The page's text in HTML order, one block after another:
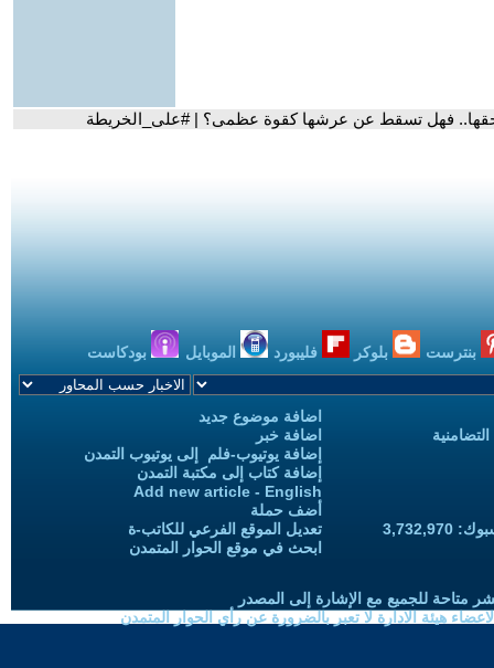
يلاحقها.. فهل تسقط عن عرشها كقوة عظمى؟ | #على_الخريطة
بنترست بلوكر فليبورد الموبايل بودكاست
اضافة موضوع جديد
اضافة خبر
إضافة يوتيوب-فلم إلى يوتيوب التمدن
إضافة كتاب إلى مكتبة التمدن
Add new article - English
أضف حملة
تعديل الموقع الفرعي للكاتب-ة
ابحث في موقع الحوار المتمدن
متاحة للجميع مع الإشارة إلى المصدر
هيئة الادارة لا تعبر بالضرورة عن رأي الحوار المتمدن